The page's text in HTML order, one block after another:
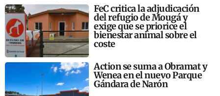
FeC critica la adjudicación
del refugio de Mougá y
exige que se priorice el
bienestar animal sobre el
coste
Action se suma a Obramat y
Wenea en el nuevo Parque
Gándara de Narón